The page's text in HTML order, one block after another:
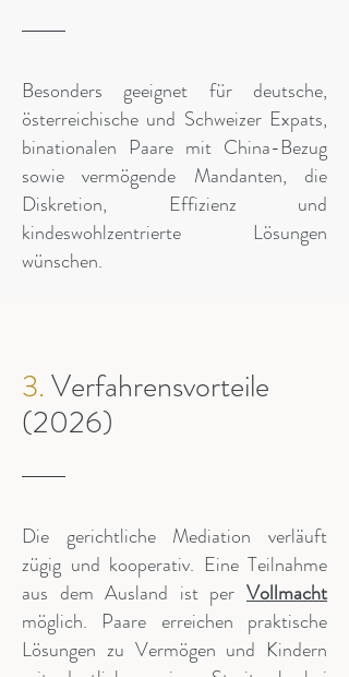
Besonders geeignet für deutsche,
österreichische und Schweizer Expats,
binationalen Paare mit China-Bezug
sowie vermögende Mandanten, die
Diskretion, Effizienz und
kindeswohlzentrierte Lösungen
wünschen.
3.Verfahrensvorteile
(2026)
Die gerichtliche Mediation verläuft
zügig und kooperativ. Eine Teilnahme
aus dem Ausland ist per Vollmacht
möglich. Paare erreichen praktische
Lösungen zu Vermögen und Kindern